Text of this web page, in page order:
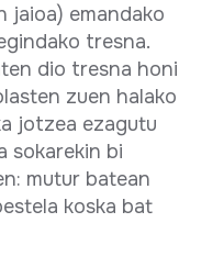
jaioa) emandako
tresna.
dio tresna honi
zuen halako
jotzea ezagutu
sokarekin bi
mutur batean
koska bat